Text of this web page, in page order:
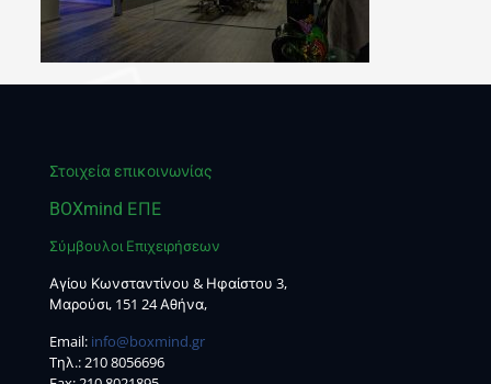
Στοιχεία επικοινωνίας
BOXmind ΕΠΕ
Σύμβουλοι Επιχειρήσεων
Αγίου Κωνσταντίνου & Ηφαίστου 3,
Μαρούσι, 151 24 Αθήνα,
Email: info@boxmind.gr
Tηλ.:210 8056696